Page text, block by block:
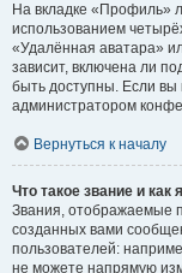
На вкладке «Профиль»
использованием
«Удалённая аватара»
зависит, включена ли
быть доступны. Если вы
администратором
Вернуться к началу
Что такое звание и как
Звания, отображаемые
созданных вами
пользователей:
не можете напрямую